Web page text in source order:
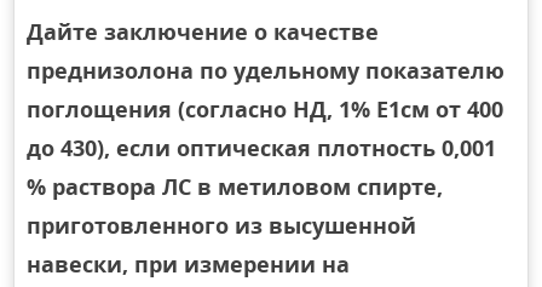
Дайте заключение о качестве
преднизолона по удельному показателю
поглощения (согласно НД, 1% E1см от 400
до 430), если оптическая плотность 0,001
% раствора ЛС в метиловом спирте,
приготовленного из высушенной
навески, при измерении на